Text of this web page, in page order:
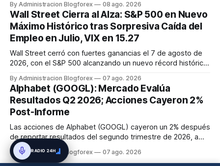
disrupciones geopolíticas y congestión. La financiación del
comercio, que depende en un 90% del crédito, se digitaliza
y el mercado...
By Administracion Blogforex 08 ago. 2026
Wall Street Cierra al Alza: S&P 500 en Nuevo
Máximo Histórico tras Sorpresiva Caída del
Empleo en Julio, VIX en 15.27
Wall Street cerró con fuertes ganancias el 7 de agosto de
2026, con el S&P 500 alcanzando un nuevo récord histórico
54,036.93 y el Nasdaq Composite escaló 1.3% a 26,690.62.
El impulso provino de un informe de empleo de julio
inesperadamente ...
By Administracion Blogforex 07 ago. 2026
Alphabet (GOOGL): Mercado Evalúa
Resultados Q2 2026; Acciones Cayeron 2%
Post-Informe
Las acciones de Alphabet (GOOGL) cayeron un 2% después
de reportar resultados del segundo trimestre de 2026, a
pesar de superar las expectativas en ingresos de la nube y
usuarios de Gemini, en un mercado que evalúa el impacto
By Administracion Blogforex 07 ago. 2026
RADIO 24H